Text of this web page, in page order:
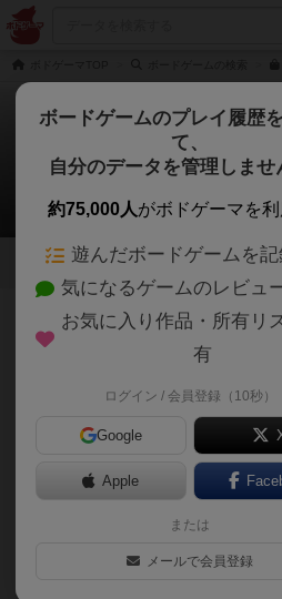
３ターンだけ
みなみんさんの
12 3 14
313名 3名 0 6年以上前
絶賛！ボードゲーム大賞2020が
品！最近のゲームの中でずば抜
お客さんの持込でプレイして最
したが、してみたらビックリ！
パーティーゲームって場を盛り
ありますが、このゲームはプレ
ボードゲームのプレイ履歴
て、
自分のデータを管理しませ
約75,000人がボドゲーマを利
遊んだボードゲームを記
気になるゲームのレビュ
お気に入り作品・所有リ
有
ログイン / 会員登録（10秒）
Google
Apple
または
メールで会員登録